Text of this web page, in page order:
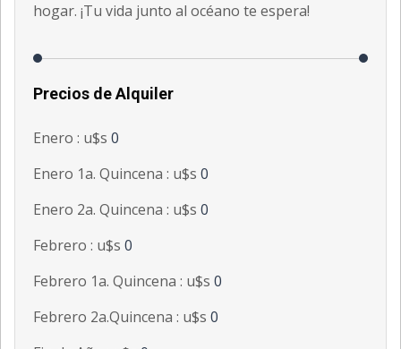
hogar. ¡Tu vida junto al océano te espera!
Precios de Alquiler
Enero : u$s 0
Enero 1a. Quincena : u$s 0
Enero 2a. Quincena : u$s 0
Febrero : u$s 0
Febrero 1a. Quincena : u$s 0
Febrero 2a.Quincena : u$s 0